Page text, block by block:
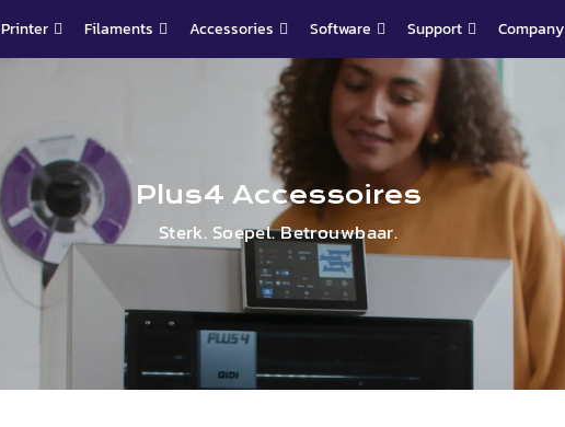
Printer Filaments Accessories Software Support Company
Plus4 Accessoires
Sterk. Soepel. Betrouwbaar.